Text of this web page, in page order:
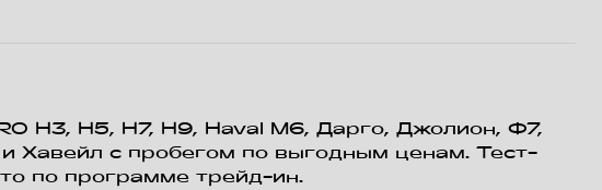
H3, Н5, H7, Н9, Haval М6, Дарго, Джолион, Ф7,
Хавейл с пробегом по выгодным ценам. Тест-
по программе трейд-ин.